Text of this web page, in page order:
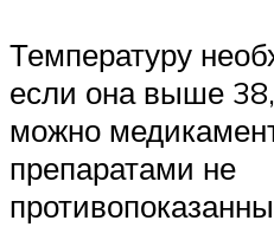
Температуру
если она выше
можно
препаратами не